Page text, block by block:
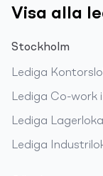
Visa alla
Stockholm
Lediga
Lediga Co-work i
Lediga
Lediga